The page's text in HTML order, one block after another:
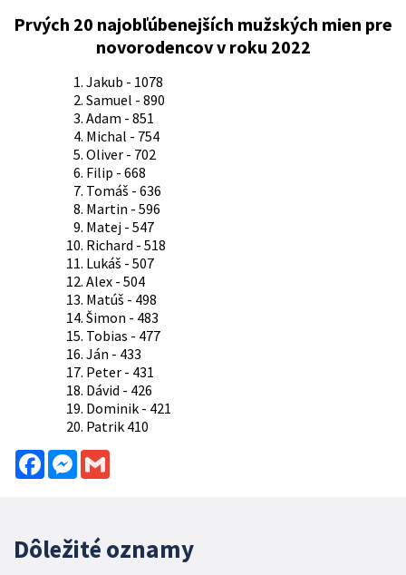
Prvých 20 najobľúbenejších mužských mien pre
novorodencov v roku 2022
Jakub - 1078
Samuel - 890
Adam - 851
Michal - 754
Oliver - 702
Filip - 668
Tomáš - 636
Martin - 596
Matej - 547
Richard - 518
Lukáš - 507
Alex - 504
Matúš - 498
Šimon - 483
Tobias - 477
Ján - 433
Peter - 431
Dávid - 426
Dominik - 421
Patrik 410
FacebookMessenger
Dôležité oznamy